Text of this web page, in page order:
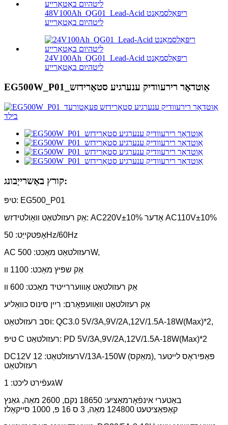
48V100Ah_QG01_Lead-Acid ריפּאַלסמאַנט
ליטהיום באַטאַרייע
24V100Ah_QG01_Lead-Acid ריפּאַלסמאַנט
ליטהיום באַטאַרייע
EG500W_P01_אַוטדאָר רירעוודיק ענערגיע סטאָרידזש
קורץ באַשרייַבונג:
טיפּ: EG500_P01
אַק רעזולטאַט וואָולטידזש: AC220V±10% אָדער AC110V±10%
אָפטקייַט: 50Hz/60Hz
AC רעזולטאַט מאַכט: 500W,
אַק שפּיץ מאַכט: 1100 וו
אַק רעזולטאַט אָווועררייטיד מאַכט: 600 וו
אַק רעזולטאַט וואַוועפאָרם: ריין סינוס כוואַליע
וסב רעזולטאַט: QC3.0 5V/3A,9V/2A,12V/1.5A-18W(Max)*2,
טיפּ C רעזולטאַט: PD 5V/3A,9V/2A,12V/1.5A-18W(Max)*2
DC12V רעזולטאַט: 12V/13A-150W (מאַקס), פּאַפּיראָס לייטער
רעזולטאַט
געפֿירט ליכט: 1W
באַטערי אינפֿאָרמאַציע: 18650 נקם, 2600 מאַה, גאַנץ
קאַפּאַציטעט 124800 מאַה, 3 ס 16 פּ, 1000 סייקאַלז